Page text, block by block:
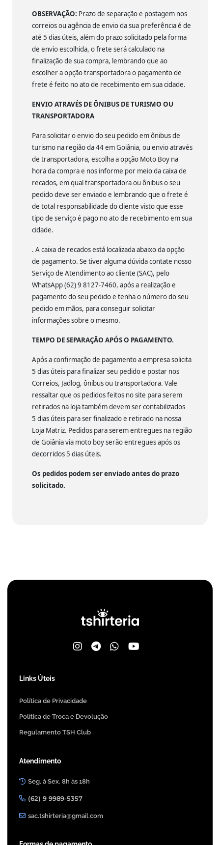
OBSERVAÇÃO: Prazo de separação e postagem nos
correios ou agência de envio da sua preferência é de
até 5 dias úteis, além do prazo solicitado pela forma
de envio escolhida, o frete será calculado na
finalização de sua compra, lembrando que ao
escolher a opção transportadora o pagamento de
frete é feito no ato de recebimento em sua cidade.
ENVIO ATRAVÉS DE ÔNIBUS DE TURISMO OU
TRANSPORTADORA
Para solicitar o envio do seu pedido em ônibus de
turismo na região da 44 em Goiânia, ou envio através
de transportadora, escolha a opção Moto Boy na
hora da compra e nos informe por meio da caixa de
recados, em qual transportadora ou ônibus o seu
pedido deve ser enviado e lembrando que o frete é
de total responsabilidade do cliente visto que esse
tipo de serviço é pago no ato de recebimento em sua
cidade.
. A caixa de recados está localizada abaixo da opção
de pagamento. Se tiver alguma dúvida contate nosso
Serviço de Atendimento ao cliente (SAC), pelo
WhatsApp (62) 9 8127-7460, após a realização e
pagamento do seu pedido e tenha o número do seu
pedido em mãos, para conseguir solicitar
informações sobre o mesmo.
TEMPO DE SEPARAÇÃO APÓS O PAGAMENTO.
Após a confirmação de pagamento a empresa solicita
5 dias úteis para finalizar seu pedido e postar nos
Correios, Jadlog, ônibus ou transportadora. Vale
ressaltar que os pedidos feitos no site para serem
retirados na loja também devem ser contabilizados
5 dias úteis para ser finalizado e retirado na nossa
Loja Matriz. Pedidos para serem entregues na região
de Goiânia via moto boy serão entregues após os
decorridos 5 dias úteis.
Os pedidos podem ser enviado antes do prazo
solicitado.
Links Úteis
Política de Privacidade
Política de Troca e Devolução
Regulamento TSH Club
Atendimento
Seg. à Sex. 8h às 18h
(62) 9 9989-5357
sac.tshirteria@gmail.com